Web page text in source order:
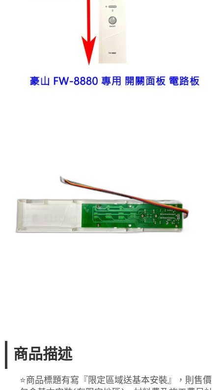
商品描述
⭐️商品標題有寫『限定區域送基本安裝』，則售價